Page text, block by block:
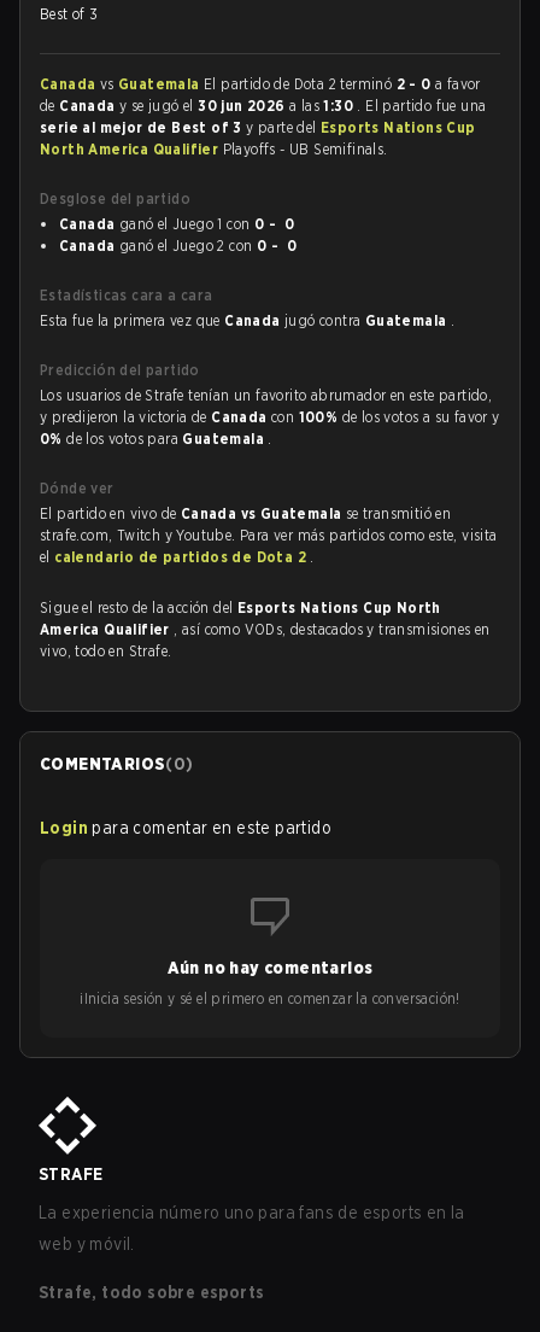
Best of 3
Canada vs Guatemala El partido de Dota 2 terminó 2 - 0 a favor
de Canaday se jugó el30 jun 2026a las1:30 . El partido fue una
serie al mejor de Best of 3y parte del Esports Nations Cup
North America Qualifier Playoffs - UB Semifinals.
Desglose del partido
Canada ganó el Juego 1 con 0 - 0
Canada ganó el Juego 2 con 0 - 0
Estadísticas cara a cara
Esta fue la primera vez que Canada jugó contra Guatemala .
Predicción del partido
Los usuarios de Strafe tenían un favorito abrumador en este partido,
y predijeron la victoria de Canadacon 100% de los votos a su favor y
0%de los votos para Guatemala .
Dónde ver
El partido en vivo de Canada vs Guatemala se transmitió en
strafe.com, Twitch y Youtube. Para ver más partidos como este, visita
el calendario de partidos de Dota 2 .
Sigue el resto de la acción del Esports Nations Cup North
America Qualifier , así como VODs, destacados y transmisiones en
vivo, todo en Strafe.
COMENTARIOS(0)
Login para comentar en este partido
Aún no hay comentarios
¡Inicia sesión y sé el primero en comenzar la conversación!
STRAFE
La experiencia número uno para fans de esports en la
web y móvil.
Strafe, todo sobre esports